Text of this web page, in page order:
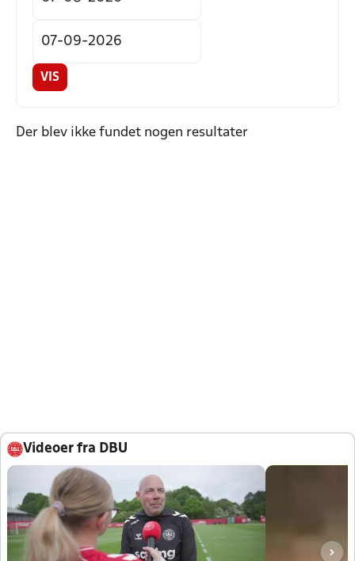
VIS
Der blev ikke fundet nogen resultater
Videoer fra DBU